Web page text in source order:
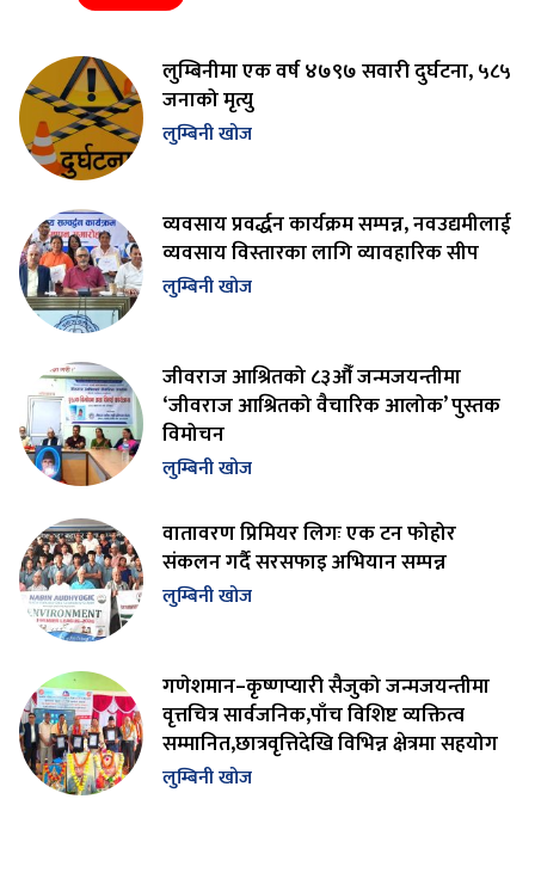
लुम्बिनीमा एक वर्ष ४७९७ सवारी दुर्घटना, ५८५
जनाको मृत्यु
लुम्बिनी खोज
व्यवसाय प्रवर्द्धन कार्यक्रम सम्पन्न, नवउद्यमीलाई
व्यवसाय विस्तारका लागि व्यावहारिक सीप
लुम्बिनी खोज
जीवराज आश्रितको ८३औँ जन्मजयन्तीमा
‘जीवराज आश्रितको वैचारिक आलोक’ पुस्तक
विमोचन
लुम्बिनी खोज
वातावरण प्रिमियर लिगः एक टन फोहोर
संकलन गर्दै सरसफाइ अभियान सम्पन्न
लुम्बिनी खोज
गणेशमान–कृष्णप्यारी सैजुको जन्मजयन्तीमा
वृत्तचित्र सार्वजनिक,पाँच विशिष्ट व्यक्तित्व
सम्मानित,छात्रवृत्तिदेखि विभिन्न क्षेत्रमा सहयोग
लुम्बिनी खोज